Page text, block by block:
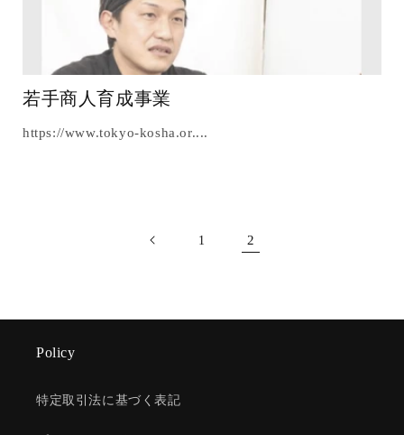
若手商人育成事業
https://www.tokyo-kosha.or....
1 2
Policy
特定取引法に基づく表記